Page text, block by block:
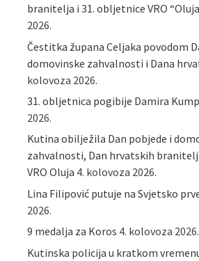
branitelja i 31. obljetnice VRO
2026.
Čestitka župana Celjaka povodom
domovinske zahvalnosti i Dana
kolovoza 2026.
31. obljetnica pogibije Damira
2026.
Kutina obilježila Dan pobjede i
zahvalnosti, Dan hrvatskih
VRO Oluja 4. kolovoza 2026.
Lina Filipović putuje na Svjetsko
2026.
9 medalja za Koros 4. kolovoza 2026.
Kutinska policija u kratkom